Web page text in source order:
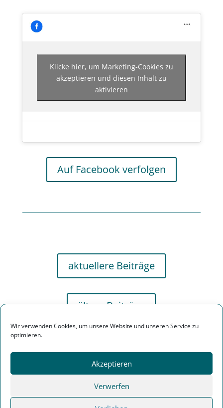
Wir verwenden Cookies, um unsere Website und unseren Service zu
optimieren.
Akzeptieren
Verwerfen
Klicke hier, um Marketing-Cookies zu
akzeptieren und diesen Inhalt zu
aktivieren
Auf Facebook verfolgen
aktuellere Beiträge
ältere Beiträge
Impressum | Datenschutz